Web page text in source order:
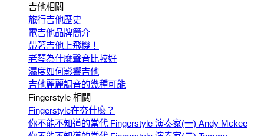
吉他相關
旅行吉他歷史
電吉他品牌簡介
帶著吉他上飛機！
老琴為什麼聲音比較好
濕度如何影響吉他
吉他麗麗調音的幾種可能
Fingerstyle 相關
Fingerstyle在夯什麼？
你不能不知道的當代 Fingerstyle 演奏家(一) Andy Mckee